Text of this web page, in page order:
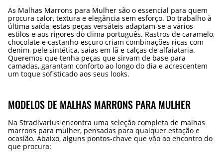
As Malhas Marrons para Mulher são o essencial para quem
procura calor, textura e elegância sem esforço. Do trabalho à
última saída, estas peças versáteis adaptam-se a vários
estilos e aos rigores do clima português. Rastros de caramelo,
chocolate e castanho-escuro criam combinações ricas com
denim, pele sintética, saias em lã e calças de alfaiataria.
Queremos que tenha peças que sirvam de base para
camadas, garantam conforto ao longo do dia e acrescentem
um toque sofisticado aos seus looks.
MODELOS DE MALHAS MARRONS PARA MULHER
Na Stradivarius encontra uma seleção completa de malhas
marrons para mulher, pensadas para qualquer estação e
ocasião. Abaixo, alguns pontos-chave que vão ao encontro do
que procura: